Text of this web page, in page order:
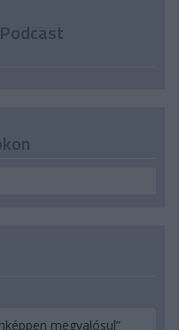
megvalósul”